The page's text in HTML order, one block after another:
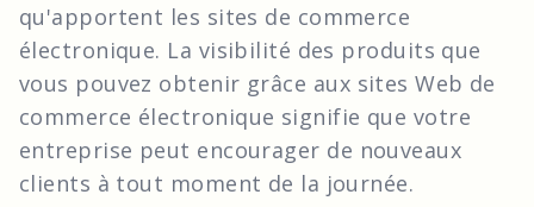
qu'apportent les sites de commerce
électronique. La visibilité des produits que
vous pouvez obtenir grâce aux sites Web de
commerce électronique signifie que votre
entreprise peut encourager de nouveaux
clients à tout moment de la journée.